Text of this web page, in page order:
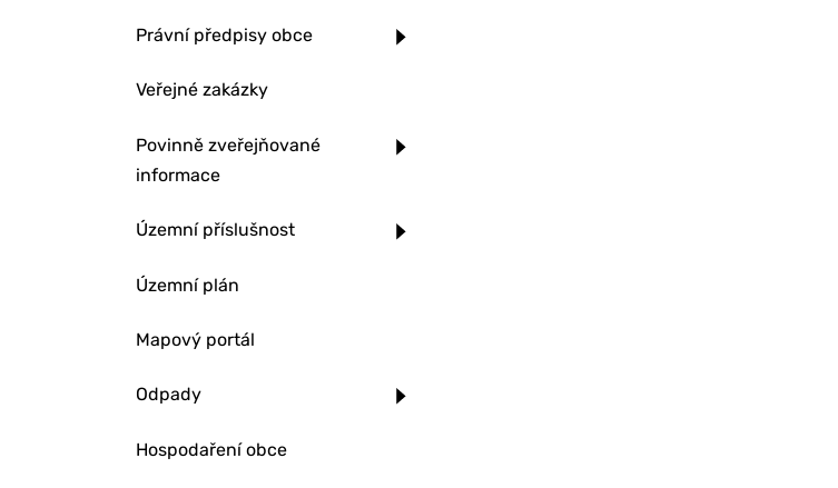
Právní předpisy obce
Veřejné zakázky
Povinně zveřejňované
informace
Územní příslušnost
Územní plán
Mapový portál
Odpady
Hospodaření obce